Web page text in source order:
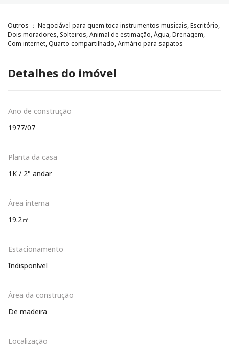
Outros ： Negociável para quem toca instrumentos musicais, Escritório,
Dois moradores, Solteiros, Animal de estimação, Água, Drenagem,
Com internet, Quarto compartilhado, Armário para sapatos
Detalhes do imóvel
Ano de construção
1977/07
Planta da casa
1K / 2° andar
Área interna
19.2㎡
Estacionamento
Indisponível
Área da construção
De madeira
Localização